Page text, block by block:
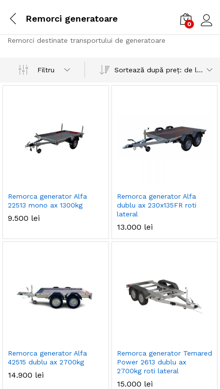
Remorci generatoare
0
Remorci destinate transportului de generatoare
Filtru Sortează după preț: de la mic la mare
Remorca generator Alfa
22513 mono ax 1300kg
9.500 lei
Remorca generator Alfa
dublu ax 230x135FR roti
lateral
13.000 lei
Remorca generator Alfa
42515 dublu ax 2700kg
14.900 lei
Remorca generator Temared
Power 2613 dublu ax
2700kg roti lateral
15.000 lei